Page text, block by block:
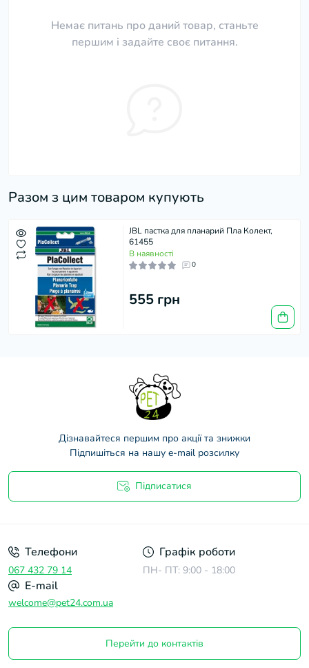
Немає питань про даний товар, станьте
першим і задайте своє питання.
Разом з цим товаром купують
JBL пастка для планарий Пла Колект,
61455
В наявності
0
555 грн
Дізнавайтеся першим про акції та знижки
Підпишіться на нашу e-mail розсилку
Підписатися
Телефони
067 432 79 14
Графік роботи
ПН- ПТ: 9:00 - 18:00
E-mail
welcome@pet24.com.ua
Перейти до контактів